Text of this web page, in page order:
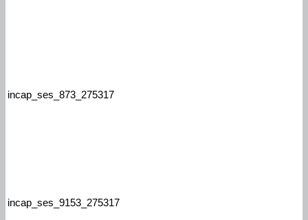
incap_ses_873_275317
incap_ses_9153_275317